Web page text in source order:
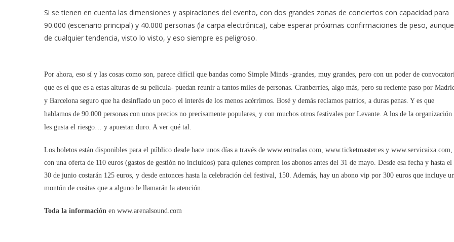
Castellonés
Si se tienen en cuenta las dimensiones y aspiraciones del evento, con dos grandes zonas de conciertos con capacidad para
90.000 (escenario principal) y 40.000 personas (la carpa electrónica), cabe esperar próximas confirmaciones de peso, aunque
de cualquier tendencia, visto lo visto, y eso siempre es peligroso.
Por ahora, eso sí y las cosas como son, parece difícil que bandas como Simple Minds -grandes, muy grandes, pero con un poder de
que es el que es a estas alturas de su película- puedan reunir a tantos miles de personas. Cranberries, algo más, pero su reciente paso por
y Barcelona seguro que ha desinflado un poco el interés de los menos acérrimos. Bosé y demás reclamos patrios, a duras penas. Y es que
hablamos de 90.000 personas con unos precios no precisamente populares, y con muchos otros festivales por Levante. A los de la organización
les gusta el riesgo… y apuestan duro. A ver qué tal.
Los boletos están disponibles para el público desde hace unos días a través de www.entradas.com, www.ticketmaster.es y www.servicaixa.com,
con una oferta de 110 euros (gastos de gestión no incluidos) para quienes compren los abonos antes del 31 de mayo. Desde esa fecha y hasta el
30 de junio costarán 125 euros, y desde entonces hasta la celebración del festival, 150. Además, hay un abono vip por 300 euros que incluye
montón de cositas que a alguno le llamarán la atención.
Toda la información en www.arenalsound.com